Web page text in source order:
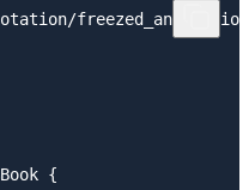
{